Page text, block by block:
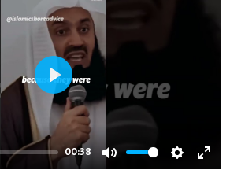
00:38
Mute Settings
Play